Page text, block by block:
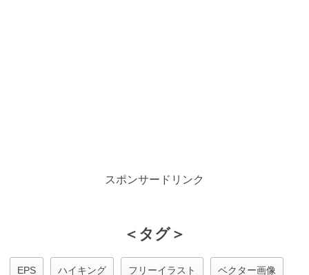
スポンサードリンク
＜タグ＞
EPS ハイキング フリーイラスト ベクター画像